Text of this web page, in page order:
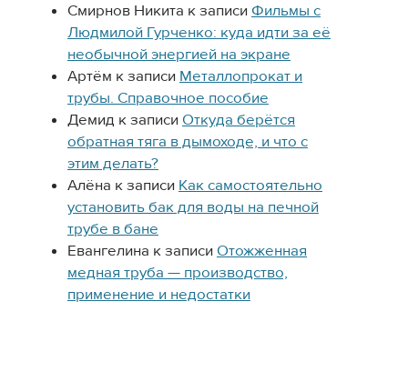
Смирнов Никита к записиФильмы с
Людмилой Гурченко: куда идти за её
необычной энергией на экране
Артём к записиМеталлопрокат и
трубы. Справочное пособие
Демид к записиОткуда берётся
обратная тяга в дымоходе, и что с
этим делать?
Алёна к записиКак самостоятельно
установить бак для воды на печной
трубе в бане
Евангелина к записиОтожженная
медная труба — производство,
применение и недостатки